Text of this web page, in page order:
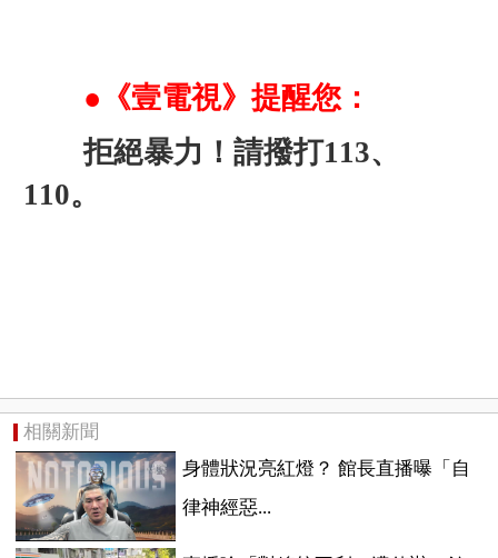
●《壹電視》提醒您：
拒絕暴力！請撥打113、
110。
相關新聞
身體狀況亮紅燈？ 館長直播曝「自
律神經惡...